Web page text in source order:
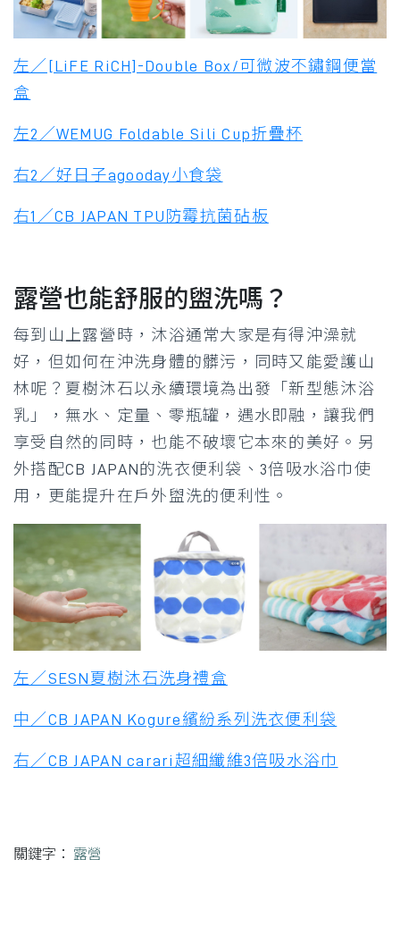
左／[LiFE RiCH]-Double Box/可微波不鏽鋼便當
盒
左2／WEMUG Foldable Sili Cup折疊杯
右2／好日子agooday小食袋
右1／CB JAPAN TPU防霉抗菌砧板
露營也能舒服的盥洗嗎？
每到山上露營時，沐浴通常大家是有得沖澡就
好，但如何在沖洗身體的髒污，同時又能愛護山
林呢？夏樹沐石以永續環境為出發「新型態沐浴
乳」，無水、定量、零瓶罐，遇水即融，讓我們
享受自然的同時，也能不破壞它本來的美好。另
外搭配CB JAPAN的洗衣便利袋、3倍吸水浴巾使
用，更能提升在戶外盥洗的便利性。
左／SESN夏樹沐石洗身禮盒
中／CB JAPAN Kogure繽紛系列洗衣便利袋
右／CB JAPAN carari超細纖維3倍吸水浴巾
關鍵字： 露營